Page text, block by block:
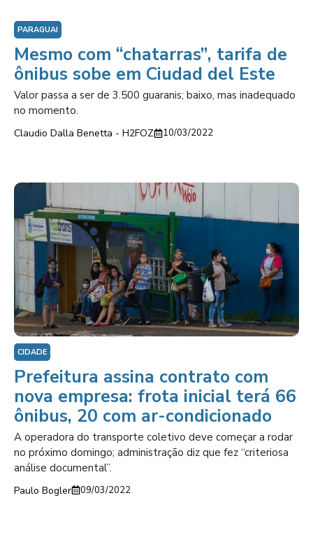
PARAGUAI
Mesmo com “chatarras”, tarifa de
ônibus sobe em Ciudad del Este
Valor passa a ser de 3.500 guaranis; baixo, mas inadequado
no momento.
Claudio Dalla Benetta - H2FOZ 10/03/2022
CIDADE
Prefeitura assina contrato com
nova empresa: frota inicial terá 66
ônibus, 20 com ar-condicionado
A operadora do transporte coletivo deve começar a rodar
no próximo domingo; administração diz que fez “criteriosa
análise documental”.
Paulo Bogler 09/03/2022